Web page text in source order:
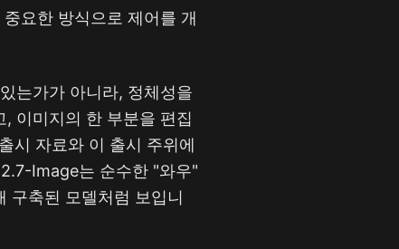
요한 방식으로 제어를 개
는가가 아니라, 정체성을
이미지의 한 부분을 편집
시 자료와 이 출시 주위에
Image는 순수한 "와우"
구축된 모델처럼 보입니